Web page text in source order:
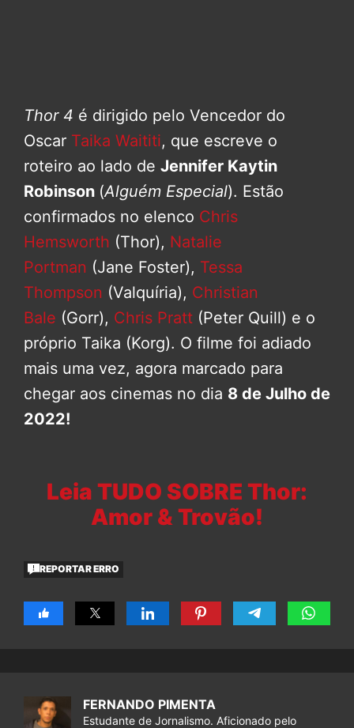
Thor 4 é dirigido pelo Vencedor do
Oscar Taika Waititi, que escreve o
roteiro ao lado de Jennifer Kaytin
Robinson (Alguém Especial). Estão
confirmados no elenco Chris
Hemsworth (Thor), Natalie
Portman (Jane Foster), Tessa
Thompson (Valquíria), Christian
Bale (Gorr), Chris Pratt (Peter Quill) e o
próprio Taika (Korg). O filme foi adiado
mais uma vez, agora marcado para
chegar aos cinemas no dia 8 de Julho de
2022!
Leia TUDO SOBRE Thor:
Amor & Trovão!
REPORTAR ERRO
FERNANDO PIMENTA
Estudante de Jornalismo. Aficionado pelo